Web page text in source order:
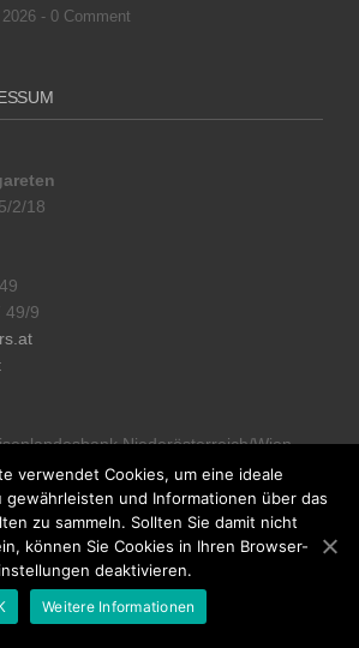
- 0 Comment
2/18
49/9
Niederösterreich/Wien
1331 8332
Margareten.
verwendet Cookies, um eine ideale
und Informationen über das
zu sammeln. Sollten Sie damit nicht
können Sie Cookies in Ihren Browser-
deaktivieren.
Weitere Informationen